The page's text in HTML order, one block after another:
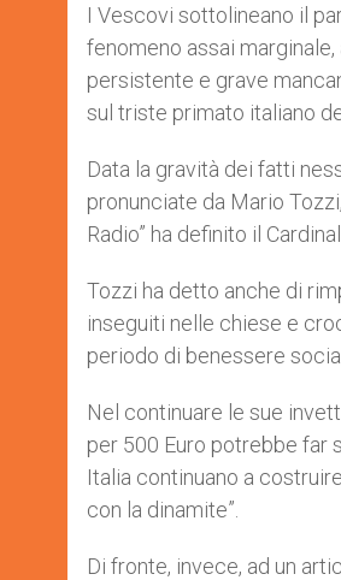
I Vescovi sottolineano il
fenomeno assai
persistente e grave
sul triste primato italiano
Data la gravità dei fatti
pronunciate da Mario
Radio” ha definito il
Tozzi ha detto anche di
inseguiti nelle chiese e
periodo di benessere
Nel continuare le sue
per 500 Euro potrebbe far
Italia continuano a
con la dinamite”.
Di fronte, invece, ad un